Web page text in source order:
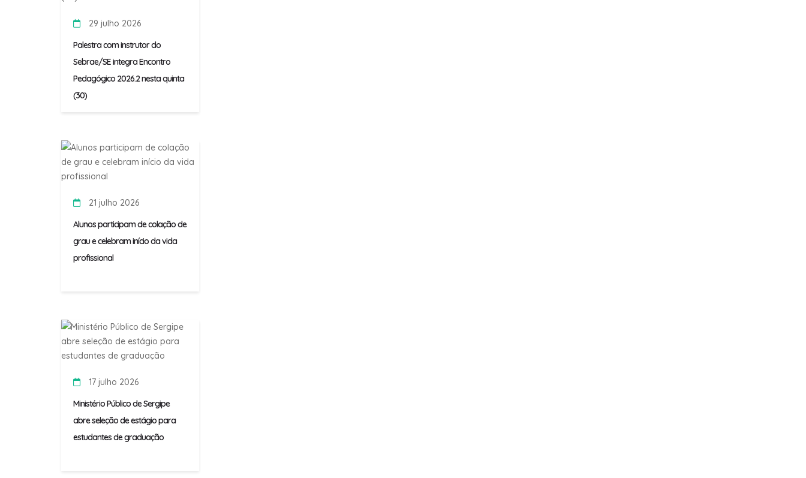
29 julho 2026
Palestra com instrutor do
Sebrae/SE integra Encontro
Pedagógico 2026.2 nesta quinta
(30)
21 julho 2026
Alunos participam de colação de
grau e celebram início da vida
profissional
17 julho 2026
Ministério Público de Sergipe
abre seleção de estágio para
estudantes de graduação